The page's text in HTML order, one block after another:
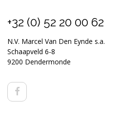
+32 (0) 52 20 00 62
N.V. Marcel Van Den Eynde s.a.
Schaapveld 6-8
9200 Dendermonde